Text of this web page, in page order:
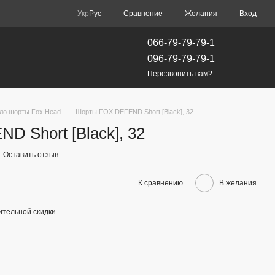
Укр Рус Сравнение Желания Вход
066-79-79-79-1
096-79-79-79-1
Перезвонить вам?
шорты Fox Head Шорты FOX DEFEND Short [Black], 32
Short [Black], 32
Оставить отзыв
К сравнению В желания
скидки